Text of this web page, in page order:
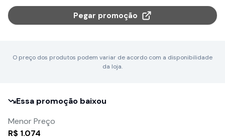
Pegar promoção
O preço dos produtos podem variar de acordo com a disponibilidade
da loja.
Essa promoção baixou
Menor Preço
R$ 1.074